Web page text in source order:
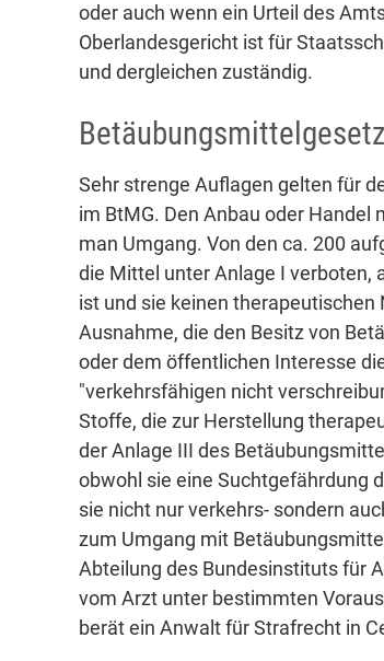
oder auch wenn ein Urteil des
Oberlandesgericht ist für
und dergleichen zuständig.
Sehr strenge Auflagen gelten für
im BtMG. Den Anbau oder
man Umgang. Von den ca. 200
die Mittel unter Anlage I verboten,
ist und sie keinen therapeutischen
Ausnahme, die den Besitz von
oder dem öffentlichen Interesse
"verkehrsfähigen nicht
Stoffe, die zur Herstellung
der Anlage III des
obwohl sie eine Suchtgefährdung
sie nicht nur verkehrs- sondern
zum Umgang mit
Abteilung des Bundesinstituts für
vom Arzt unter bestimmten
berät ein Anwalt für Strafrecht in